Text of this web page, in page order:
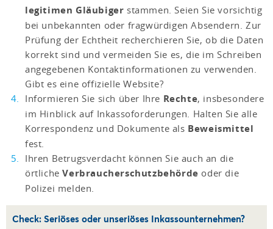
legitimen Gläubiger stammen. Seien Sie vorsichtig
bei unbekannten oder fragwürdigen Absendern. Zur
Prüfung der Echtheit recherchieren Sie, ob die Daten
korrekt sind und vermeiden Sie es, die im Schreiben
angegebenen Kontaktinformationen zu verwenden.
Gibt es eine offizielle Website?
Informieren Sie sich über Ihre Rechte, insbesondere
im Hinblick auf Inkassoforderungen. Halten Sie alle
Korrespondenz und Dokumente als Beweismittel
fest.
Ihren Betrugsverdacht können Sie auch an die
örtlicheVerbraucherschutzbehörde oder die
Polizei melden.
Check: Seriöses oder unseriöses Inkassounternehmen?